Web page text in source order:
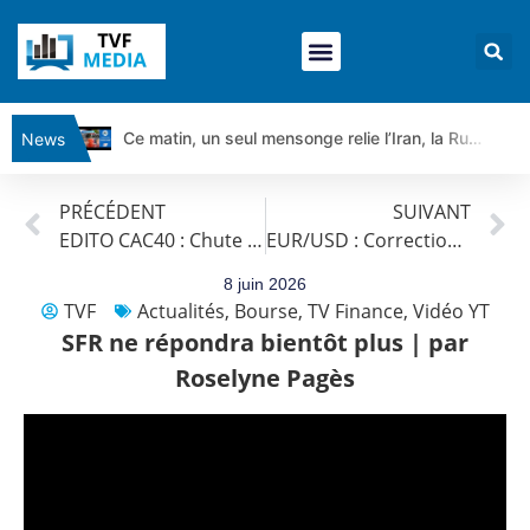
News
Ce matin, un seul mensonge relie l’Iran, la Russie et Trump | par Louis Antoine Michelet
Ce que Trump, Téhéran et Pékin ne veulent pas que vous voyiez ensemble | par Louis-Antoine Michelet
Tout peut exploser ! | Antoine Quesada – Chrono CAC
PRÉCÉDENT
EDITO CAC40 : Chute des géants de l’IA
SUIVANT
EUR/USD : Correction sur les marchés | Benoît Fernandez-Riou – Flash Forex
8 juin 2026
TVF Actualités, Bourse, TV Finance, Vidéo YT
SFR ne répondra bientôt plus | par
Roselyne Pagès